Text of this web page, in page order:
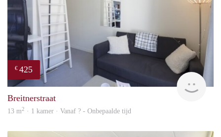
€ 425
Breitnerstraat
13 m2 · 1 kamer · Vanaf ? - Onbepaalde tijd